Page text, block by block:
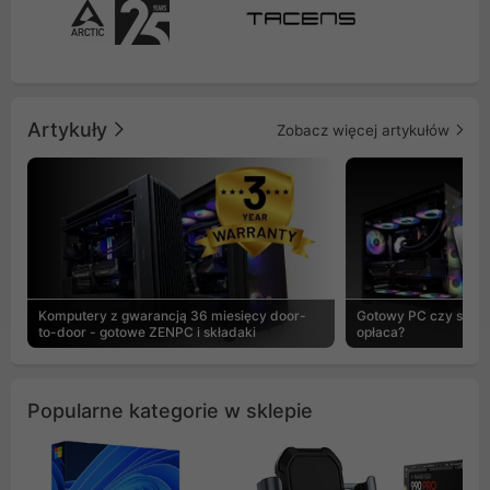
Artykuły Zobacz więcej artykułów
Komputery z gwarancją 36 miesięcy door-
to-door - gotowe ZENPC i składaki
Gotowy PC czy
opłaca?
Popularne kategorie w sklepie